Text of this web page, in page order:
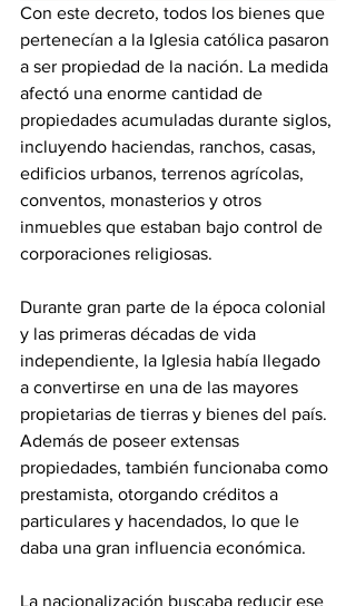
Con este decreto, todos los bienes que
pertenecían a la Iglesia católica pasaron
a ser propiedad de la nación. La medida
afectó una enorme cantidad de
propiedades acumuladas durante siglos,
incluyendo haciendas, ranchos, casas,
edificios urbanos, terrenos agrícolas,
conventos, monasterios y otros
inmuebles que estaban bajo control de
corporaciones religiosas.
Durante gran parte de la época colonial
y las primeras décadas de vida
independiente, la Iglesia había llegado
a convertirse en una de las mayores
propietarias de tierras y bienes del país.
Además de poseer extensas
propiedades, también funcionaba como
prestamista, otorgando créditos a
particulares y hacendados, lo que le
daba una gran influencia económica.
La nacionalización buscaba reducir ese